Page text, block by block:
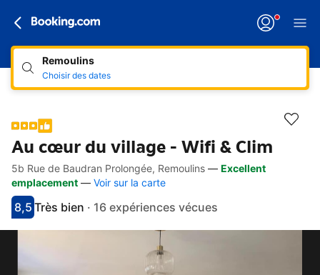
Remoulins
Choisir des dates
Au cœur du village - Wifi & Clim
Accès rapides
Aller à la description
Aller aux équipements
Aller aux hébergements
Aller aux conditions
5b Rue de Baudran Prolongée, Remoulins — Excellent
emplacement — Voir sur la carte
Avec une note de 8.5
8,5
très bienTrès bien · 16 expériences vécues